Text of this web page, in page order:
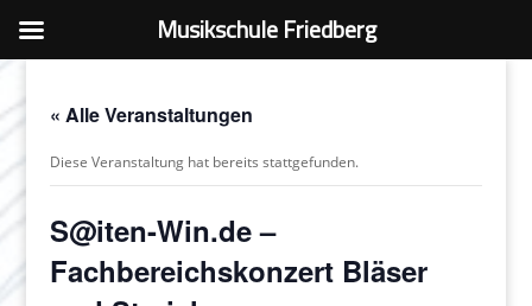
« Alle Veranstaltungen
Diese Veranstaltung hat bereits stattgefunden.
S@iten-Win.de –
Fachbereichskonzert Bläser
Musikschule Friedberg